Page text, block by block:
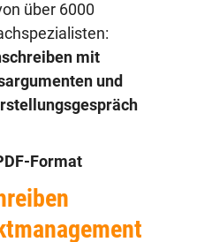
über 6000
mit
und
Format